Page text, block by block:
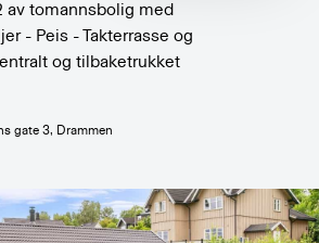
av tomannsbolig med
- Peis - Takterrasse og
og tilbaketrukket
gate 3, Drammen